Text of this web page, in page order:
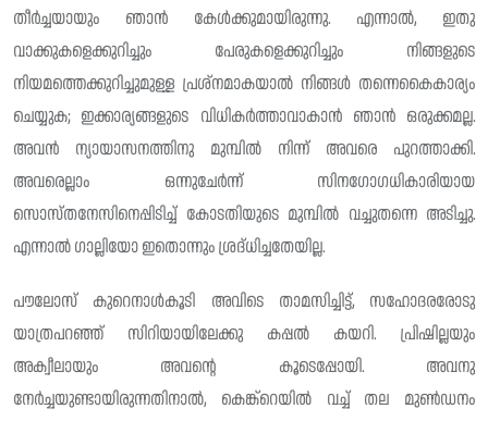
തീർച്ചയായും ഞാൻ കേൾക്കുമായിരുന്നു. എന്നാൽ, ഇതു
വാക്കുകളെക്കുറിച്ചും പേരുകളെക്കുറിച്ചും നിങ്ങളുടെ
നിയമത്തെക്കുറിച്ചുമുള്ള പ്രശ്‌നമാകയാൽ നിങ്ങൾ തന്നെകൈകാര്യം
ചെയ്യുക; ഇക്കാര്യങ്ങളുടെ വിധികർത്താവാകാൻ ഞാൻ ഒരുക്കമല്ല.
അവൻ ന്യായാസനത്തിനു മുമ്പിൽ നിന്ന് അവരെ പുറത്താക്കി.
അവരെല്ലാം ഒന്നുചേർന്ന് സിനഗോഗധികാരിയായ
സൊസ്ത‌നേസിനെപ്പിടിച്ച് കോടതിയുടെ മുമ്പിൽ വച്ചുതന്നെ അടിച്ചു.
എന്നാൽ ഗാല്ലിയോ ഇതൊന്നും ശ്രദ്‌ധിച്ചതേയില്ല.
പൗലോസ് കുറെനാൾകൂടി അവിടെ താമസിച്ചിട്ട്, സഹോദരരോടു
യാത്രപറഞ്ഞ് സിറിയായിലേക്കു കപ്പൽ കയറി. പ്രിഷില്ലയും
അക്വീലായും അവന്റെ കൂടെപ്പോയി. അവനു
നേർച്ചയുണ്ടായിരുന്നതിനാൽ, കെങ്ക്റെയിൽ വച്ച് തല മുൺഡനം